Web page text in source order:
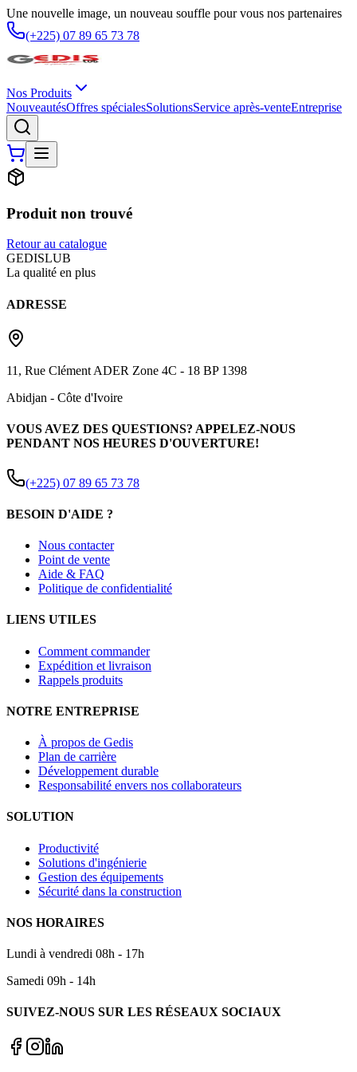
Une nouvelle image, un nouveau souffle pour vous nos partenaires
(+225) 07 89 65 73 78
Nos Produits
NouveautésOffres spécialesSolutionsService après-venteEntreprise
Produit non trouvé
Retour au catalogue
GEDISLUB
La qualité en plus
ADRESSE
11, Rue Clément ADER Zone 4C - 18 BP 1398
Abidjan - Côte d'Ivoire
VOUS AVEZ DES QUESTIONS? APPELEZ-NOUS
PENDANT NOS HEURES D'OUVERTURE!
(+225) 07 89 65 73 78
BESOIN D'AIDE ?
Nous contacter
Point de vente
Aide & FAQ
Politique de confidentialité
LIENS UTILES
Comment commander
Expédition et livraison
Rappels produits
NOTRE ENTREPRISE
À propos de Gedis
Plan de carrière
Développement durable
Responsabilité envers nos collaborateurs
SOLUTION
Productivité
Solutions d'ingénierie
Gestion des équipements
Sécurité dans la construction
NOS HORAIRES
Lundi à vendredi 08h - 17h
Samedi 09h - 14h
SUIVEZ-NOUS SUR LES RÉSEAUX SOCIAUX